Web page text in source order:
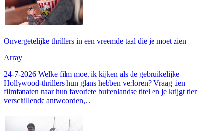
Onvergetelijke thrillers in een vreemde taal die je moet zien
Array
24-7-2026 Welke film moet ik kijken als de gebruikelijke
Hollywood-thrillers hun glans hebben verloren? Vraag tien
filmfanaten naar hun favoriete buitenlandse titel en je krijgt tien
verschillende antwoorden,...